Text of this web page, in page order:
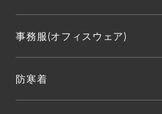
事務服(オフィスウェア)
防寒着